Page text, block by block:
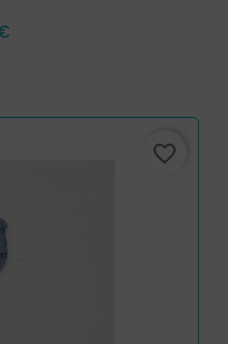
favorite_border